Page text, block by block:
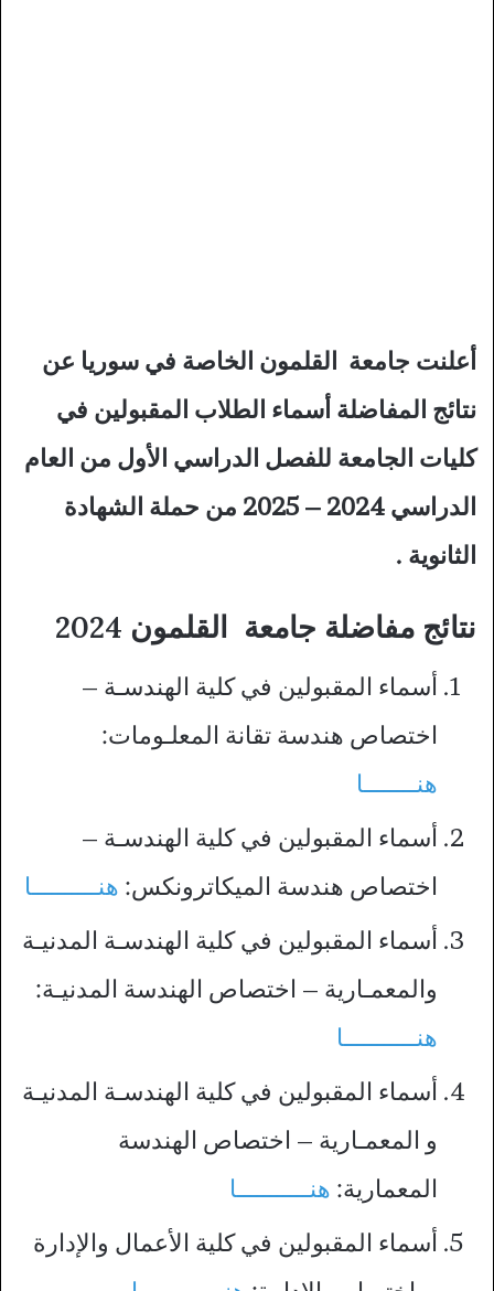
أعلنت جامعة القلمون الخاصة في سوريا عن
نتائج المفاضلة أسماء الطلاب المقبولين في
كليات الجامعة للفصل الدراسي الأول من العام
الدراسي 2024 – 2025 من حملة الشهادة
الثانوية .
نتائج مفاضلة جامعة القلمون 2024
أسماء المقبولين في كلية الهندسـة –
اختصاص هندسة تقانة المعلـومات:
هنــــــــا
أسماء المقبولين في كلية الهندسـة –
اختصاص هندسة الميكاترونكس: هنــــــــــا
أسماء المقبولين في كلية الهندسـة المدنيـة
والمعمـارية – اختصاص الهندسة المدنيـة:
هنـــــــــــا
أسماء المقبولين في كلية الهندسـة المدنيـة
و المعمـارية – اختصاص الهندسة
المعمارية: هنـــــــــــا
أسماء المقبولين في كلية الأعمال والإدارة